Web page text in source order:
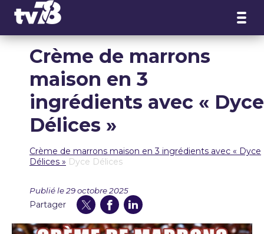
Crème de marrons
maison en 3
ingrédients avec « Dyce
Délices »
Crème de marrons maison en 3 ingrédients avec « Dyce
Délices » Dyce Délices
Publié le 29 octobre 2025
Partager
Panneau de gestion des cookies